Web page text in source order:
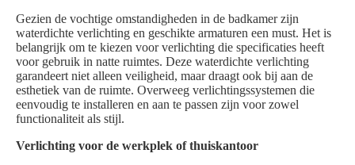
Gezien de vochtige omstandigheden in de badkamer zijn
waterdichte verlichting en geschikte armaturen een must. Het is
belangrijk om te kiezen voor verlichting die specificaties heeft
voor gebruik in natte ruimtes. Deze waterdichte verlichting
garandeert niet alleen veiligheid, maar draagt ook bij aan de
esthetiek van de ruimte. Overweeg verlichtingssystemen die
eenvoudig te installeren en aan te passen zijn voor zowel
functionaliteit als stijl.
Verlichting voor de werkplek of thuiskantoor